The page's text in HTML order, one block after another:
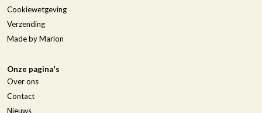
Cookiewetgeving
Verzending
Made by Marlon
Onze pagina's
Over ons
Contact
Nieuws